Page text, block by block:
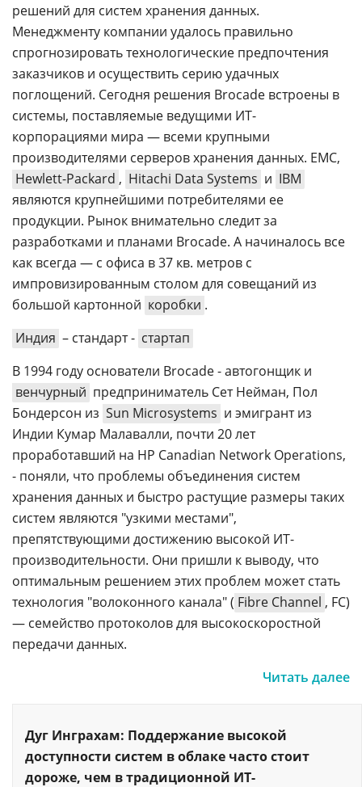
решений для систем хранения данных.
Менеджменту компании удалось правильно
спрогнозировать технологические предпочтения
заказчиков и осуществить серию удачных
поглощений. Сегодня решения Brocade встроены в
системы, поставляемые ведущими ИТ-
корпорациями мира — всеми крупными
производителями серверов хранения данных. EMC,
Hewlett-Packard , Hitachi Data Systems и IBM
являются крупнейшими потребителями ее
продукции. Рынок внимательно следит за
разработками и планами Brocade. А начиналось все
как всегда — с офиса в 37 кв. метров с
импровизированным столом для совещаний из
большой картонной коробки .
Индия – стандарт - стартап
В 1994 году основатели Brocade - автогонщик и
венчурный предприниматель Сет Нейман, Пол
Бондерсон из Sun Microsystems и эмигрант из
Индии Кумар Малавалли, почти 20 лет
проработавший на HP Canadian Network Operations,
- поняли, что проблемы объединения систем
хранения данных и быстро растущие размеры таких
систем являются "узкими местами",
препятствующими достижению высокой ИТ-
производительности. Они пришли к выводу, что
оптимальным решением этих проблем может стать
технология "волоконного канала" ( Fibre Channel , FC)
— семейство протоколов для высокоскоростной
передачи данных.
Читать далее
Дуг Инграхам: Поддержание высокой
доступности систем в облаке часто стоит
дороже, чем в традиционной ИТ-